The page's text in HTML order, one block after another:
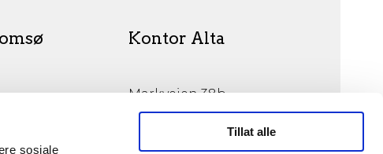
sosiale
Tillat alle
Kontor Alta
Markveien 38b
9510 Alta